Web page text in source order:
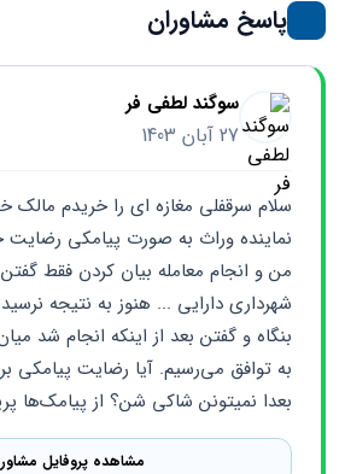
پاسخ مشاوران
سوگند لطفی فر
27 آبان 1403
بعدا نمیتونن شاکی شن؟ از پیامک‌ها پرینت گرفته ام
مشاهده پروفایل مشاور